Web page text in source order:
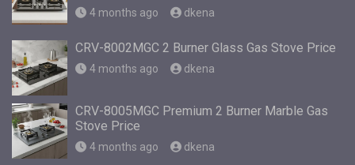
4 months ago dkena
CRV-8002MGC 2 Burner Glass Gas Stove Price
4 months ago dkena
CRV-8005MGC Premium 2 Burner Marble Gas
Stove Price
4 months ago dkena